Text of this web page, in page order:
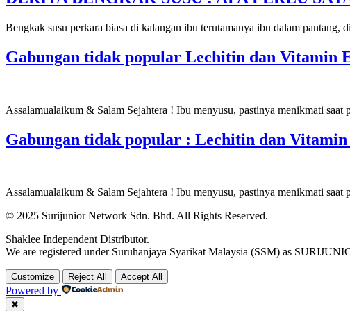
Bengkak susu perkara biasa di kalangan ibu terutamanya ibu dalam
Gabungan tidak popular Lechitin dan Vitamin
Assalamualaikum & Salam Sejahtera ! Ibu menyusu, pastinya menikmati
Gabungan tidak popular : Lechitin dan Vitamin
Assalamualaikum & Salam Sejahtera ! Ibu menyusu, pastinya menikmati
© 2025 Surijunior Network Sdn. Bhd. All Rights Reserved.
Shaklee Independent Distributor.
We are registered under Suruhanjaya Syarikat Malaysia (SSM) as
Customize Reject All Accept All
Powered by
✖